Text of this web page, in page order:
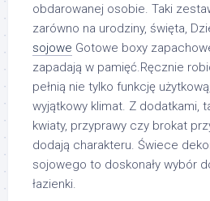
obdarowanej osobie. Taki
zarówno na urodziny, święta,
sojowe Gotowe boxy
zapadają w pamięć.Ręcznie
pełnią nie tylko funkcję
wyjątkowy klimat. Z dodatkami,
kwiaty, przyprawy czy brokat
dodają charakteru. Świece
sojowego to doskonały wybór
łazienki.